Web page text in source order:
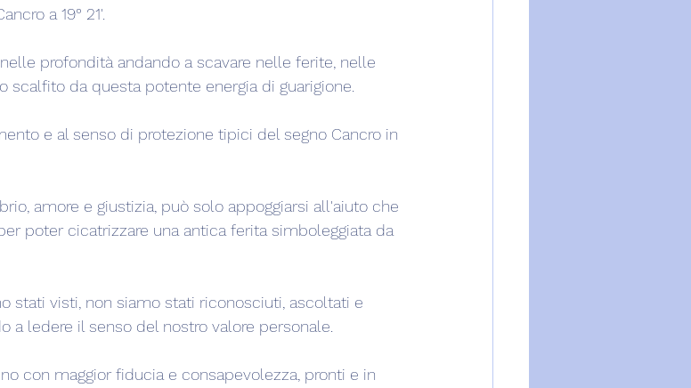
a 19° 21'.
profondità andando a scavare nelle ferite, nelle
da questa potente energia di guarigione.
e al senso di protezione tipici del segno Cancro in
amore e giustizia, può solo appoggiarsi all'aiuto che
poter cicatrizzare una antica ferita simboleggiata da
stati visti, non siamo stati riconosciuti, ascoltati e
a ledere il senso del nostro valore personale.
con maggior fiducia e consapevolezza, pronti e in